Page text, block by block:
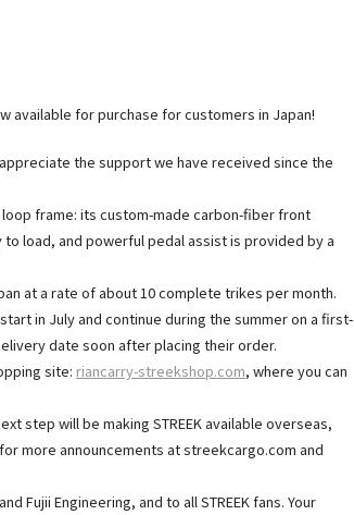
available for purchase for customers in Japan!
the support we have received since the
loop frame: its custom-made carbon-fiber front
load, and powerful pedal assist is provided by a
at a rate of about 10 complete trikes per month.
in July and continue during the summer on a first-
date soon after placing their order.
site: riancarry-streekshop.com, where you can
step will be making STREEK available overseas,
more announcements at streekcargo.com and
Fujii Engineering, and to all STREEK fans. Your